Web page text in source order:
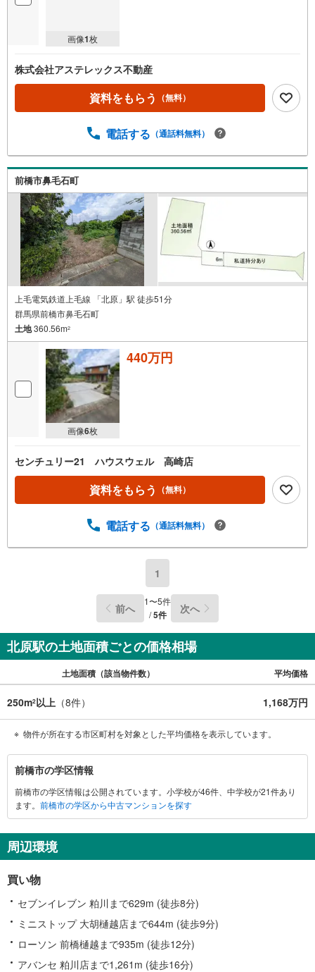
画像1枚
株式会社アステレックス不動産
資料をもらう （無料）
電話する （通話料無料）
前橋市鼻毛石町
上毛電気鉄道上毛線 「北原」駅 徒歩51分
群馬県前橋市鼻毛石町
土地360.56m2
画像6枚
440万円
センチュリー21 ハウスウェル 高崎店
資料をもらう （無料）
電話する （通話料無料）
1
前へ 1〜5件
/5件 次へ
北原駅の土地面積ごとの価格相場
土地面積（該当物件数） 平均価格
250m2以上 （8件） 1,168万円
物件が所在する市区町村を対象とした平均価格を表示しています。
前
橋
市
に
す
る
報
前橋市の学区情報
前橋市の学区情報は公開されています。小学校が46件、中学校が21件あり
ます。 前橋市の学区から中古マンションを探す
周辺環境
買い物
セブンイレブン 粕川まで629m (徒歩8分)
ミニストップ 大胡樋越店まで644m (徒歩9分)
ローソン 前橋樋越まで935m (徒歩12分)
アバンセ 粕川店まで1,261m (徒歩16分)